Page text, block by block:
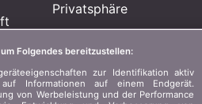
Privatsphäre
Rechtliche Informationen
Sitemap
Folgendes bereitzustellen:
zur Identifikation aktiv
Informationen auf einem Endgerät.
von Werbeleistung und der Performance